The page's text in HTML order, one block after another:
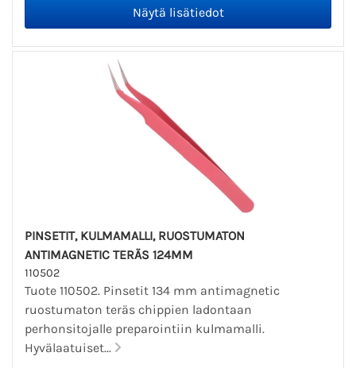
PINSETIT, KULMAMALLI, RUOSTUMATON
ANTIMAGNETIC TERÄS 124MM
110502
Tuote 110502. Pinsetit 134 mm antimagnetic
ruostumaton teräs chippien ladontaan
perhonsitojalle preparointiin kulmamalli.
Hyvälaatuiset...